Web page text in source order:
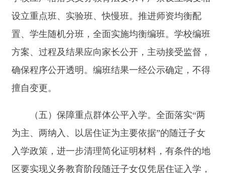
女在公办学校就读比例。服务农业转移人口市民
童、残疾儿童、孤儿、事实无人抚养儿童、家庭经
济困难学生等群体，有针对性地加强入学保障和教
育关爱。依法依规落实烈士子女、现役军人子女等
明信制度。因地制宜制定多孩子女义务教育“长幼
随学”具体实施办法。
（六）加强招生入学信息公开。各省级教育行